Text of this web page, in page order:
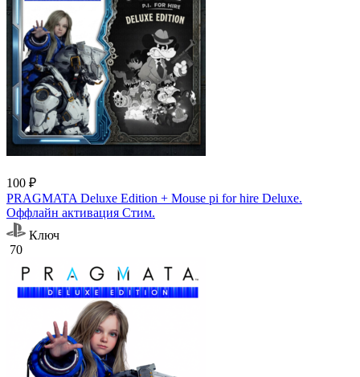
100 ₽
PRAGMATA Deluxe Edition + Mouse pi for hire Deluxe.
Оффлайн активация Cтим.
Ключ
70